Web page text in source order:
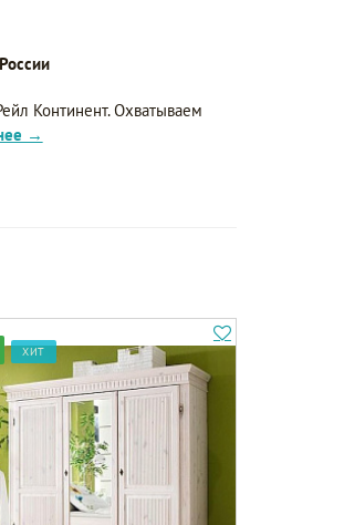
Континент. Охватываем
→
ХИТ